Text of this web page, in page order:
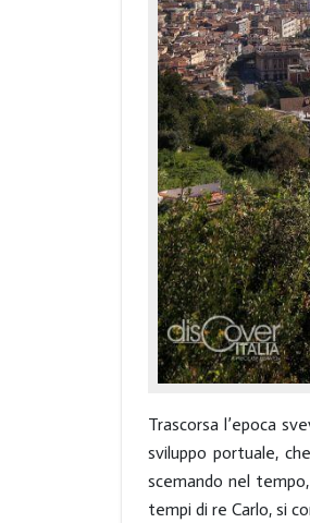
Trascorsa l’epoca
sviluppo portuale,
scemando nel
tempi di re Carlo, si